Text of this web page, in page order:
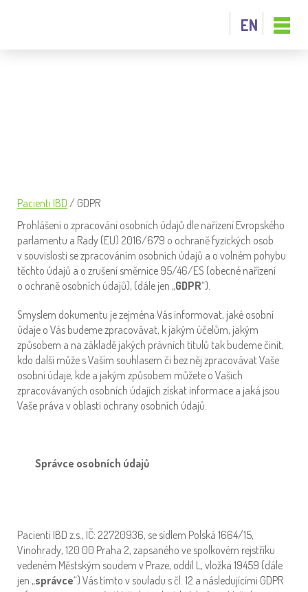
EN
Pacienti IBD / GDPR
Prohlášení o zpracování osobních údajů dle nařízení Evropského
parlamentu a Rady (EU) 2016/679 o ochraně fyzických osob
v souvislosti se zpracováním osobních údajů a o volném pohybu
těchto údajů a o zrušení směrnice 95/46/ES (obecné nařízení
o ochraně osobních údajů), (dále jen „GDPR“).
Smyslem dokumentu je zejména Vás informovat, jaké osobní
údaje o Vás budeme zpracovávat, k jakým účelům, jakým
způsobem a na základě jakých právních titulů tak budeme činit,
kdo další může s Vaším souhlasem či bez něj zpracovávat Vaše
osobní údaje, kde a jakým způsobem můžete o Vašich
zpracovávaných osobních údajích získat informace a jaká jsou
Vaše práva v oblasti ochrany osobních údajů.
Správce osobních údajů
Pacienti IBD z.s., IČ: 22720936, se sídlem Polská 1664/15,
Vinohrady, 120 00 Praha 2, zapsaného ve spolkovém rejstříku
vedeném Městským soudem v Praze, oddíl L, vložka 19459 (dále
jen „správce“) Vás tímto v souladu s čl. 12 a následujícími GDPR